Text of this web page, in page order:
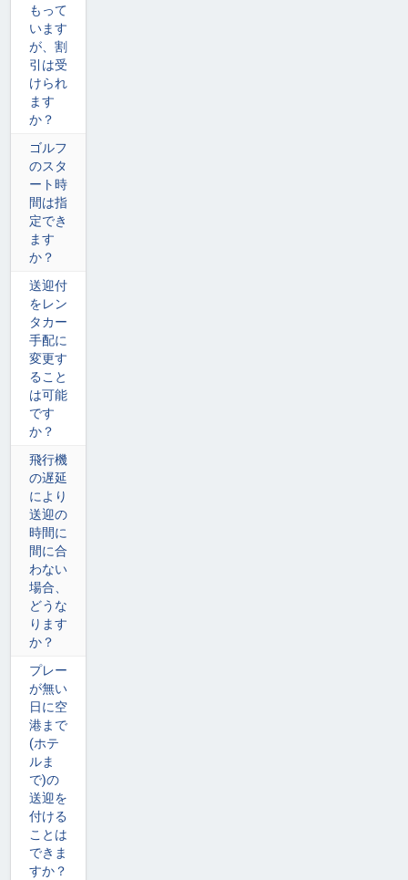
もって
います
が、割
引は受
けられ
ます
か？
ゴルフ
のスタ
ート時
間は指
定でき
ます
か？
送迎付
をレン
タカー
手配に
変更す
ること
は可能
です
か？
飛行機
の遅延
により
送迎の
時間に
間に合
わない
場合、
どうな
ります
か？
プレー
が無い
日に空
港まで
(ホテ
ルま
で)の
送迎を
付ける
ことは
できま
すか？